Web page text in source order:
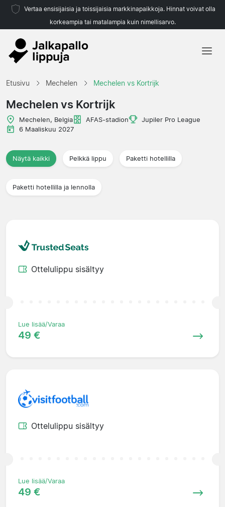
Vertaa ensisijaisia ja toissijaisia markkinapaikkoja. Hinnat voivat olla
korkeampia tai matalampia kuin nimellisarvo.
Liigat
Etusivu Mechelen Mechelen vs Kortrijk
Mechelen vs Kortrijk
Mechelen, Belgia AFAS-stadion
Jupiler Pro League
6 Maaliskuu 2027
Näytä kaikki Pelkkä lippu Paketti hotellilla
Paketti hotellilla ja lennolla
Ottelulippu sisältyy
Lue lisää/Varaa
49 €
Ottelulippu sisältyy
Lue lisää/Varaa
49 €